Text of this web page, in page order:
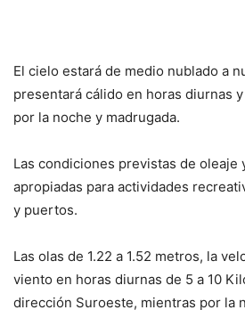
El cielo estará de medio nublado a
presentará cálido en horas diurnas
por la noche y madrugada.
Las condiciones previstas de oleaje
apropiadas para actividades
y puertos.
Las olas de 1.22 a 1.52 metros, la
viento en horas diurnas de 5 a 10
dirección Suroeste, mientras por la